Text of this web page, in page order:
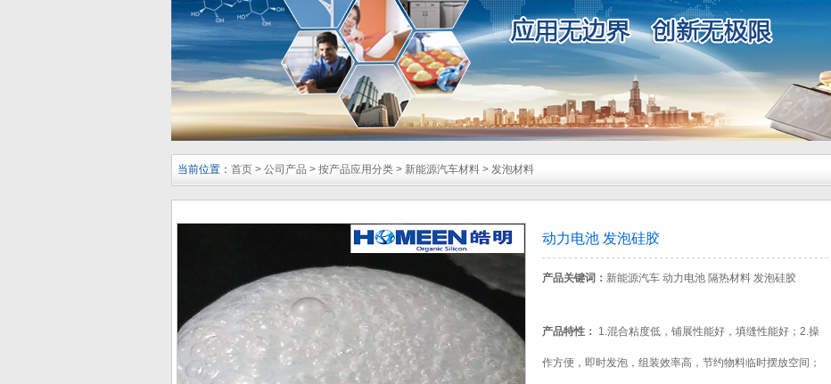
当前位置： 首页 > 公司产品 > 按产品应用分类 > 新能源汽车材料 > 发泡材料
动力电池 发泡硅胶
产品关键词： 新能源汽车 动力电池 隔热材料 发泡硅胶
产品特性： 1.混合粘度低，铺展性能好，填缝性能好；2.操
作方便，即时发泡，组装效率高，节约物料临时摆放空间；